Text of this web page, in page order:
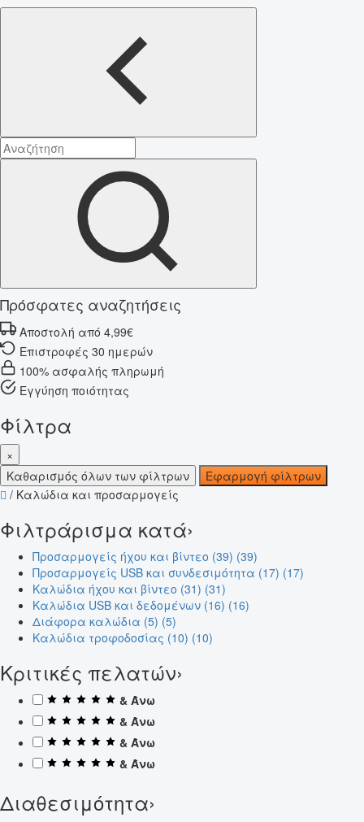
Πρόσφατες αναζητήσεις
Αποστολή από 4,99€
Επιστροφές 30 ημερών
100% ασφαλής πληρωμή
Εγγύηση ποιότητας
Φίλτρα
×
Καθαρισμός όλων των φίλτρων
Εφαρμογή φίλτρων
/ Καλώδια και προσαρμογείς
Φιλτράρισμα κατά›
Προσαρμογείς ήχου και βίντεο (39) (39)
Προσαρμογείς USB και συνδεσιμότητα (17) (17)
Καλώδια ήχου και βίντεο (31) (31)
Καλώδια USB και δεδομένων (16) (16)
Διάφορα καλώδια (5) (5)
Καλώδια τροφοδοσίας (10) (10)
Κριτικές πελατών›
& Άνω
& Άνω
& Άνω
& Άνω
Διαθεσιμότητα›